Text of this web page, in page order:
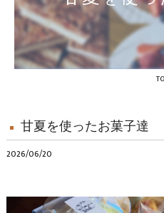
甘夏を使ったお菓子達
2026/06/20